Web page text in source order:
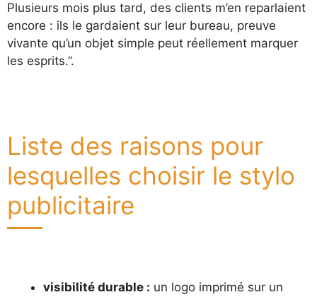
Plusieurs mois plus tard, des clients m’en reparlaient
encore : ils le gardaient sur leur bureau, preuve
vivante qu’un objet simple peut réellement marquer
les esprits.”.
Liste des raisons pour
lesquelles choisir le stylo
publicitaire
visibilité durable : un logo imprimé sur un